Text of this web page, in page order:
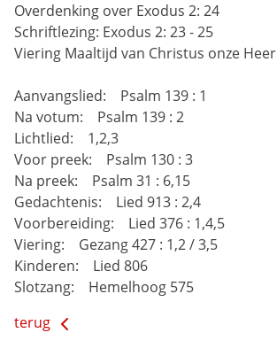
Overdenking over Exodus 2: 24
Schriftlezing: Exodus 2: 23 - 25
Viering Maaltijd van Christus onze Heer
Aanvangslied: Psalm 139 : 1
Na votum: Psalm 139 : 2
Lichtlied: 1,2,3
Voor preek: Psalm 130 : 3
Na preek: Psalm 31 : 6,15
Gedachtenis: Lied 913 : 2,4
Voorbereiding: Lied 376 : 1,4,5
Viering: Gezang 427 : 1,2 / 3,5
Kinderen: Lied 806
Slotzang: Hemelhoog 575
terug